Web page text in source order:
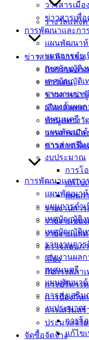
วารสารเมือ
ข่าวสารเพื่
การพัฒนาและกา
แผนพัฒนาห้
แผนการดำ
เทศบัญญัติง
เทศบัญญัติเ
รายงานกา
รายงานผล
เทศมนตรี
แผนพัฒนาด้
การส่งเสริ
งบประมาณ
การโ
แก้ไข
แผนก
รายงานการ
รายงานขอ
รายงานแส
ตรวจสอบภ
เสี่ยง
กิจการสภา
การบริหาร
การป้องกัน
การเสริมส
ประมวลจริ
จัดซื้อจัดจ้าง
รางวัลแห่ง
ข่าวสาร กิจกรรม
กิจกรรมอ่า
ข่าวเด่น
ข่าวสารน่ารู้
เลือกตั้งเทศ
ข้อมูลทางวั
วารสารเมือ
ข่าวสารเพื่
การพัฒนาและกา
แผนพัฒนา
แผนการดำ
เทศบัญญัติง
เทศบัญญัติเ
รายงานกา
รายงานผล
เทศมนตรี
แผนพัฒนาด้
การส่งเสริ
งบประมาณ
การโ
แก้ไข
ประชาชน
ดาวน์โหลด
แบบ
ฟอร์ม,
เอกสาร
สำหรับ
ประชาชน/
ข่าวสาร
น่ารู้
ศุนย์
ข้อมูล
ข่าวสาร
อิเล็กทรอนิกส์
องค์
ความรู้
(Knowledge
Management)
เทศบาล